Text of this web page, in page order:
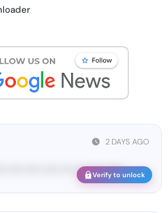
2 DAYS AGO
••••• ••••• ••••• •••• •••• •••• ••••••
Verify to unlock